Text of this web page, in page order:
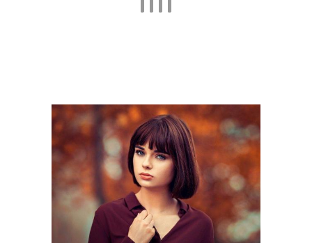
Челка на длинные
волосы
Асимметричная стрижка
Стрижка с длинной
челкой
Асимметричные
стрижки